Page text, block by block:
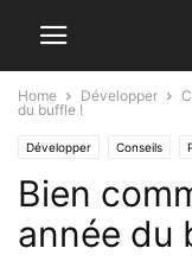
Home Développer
du buffle !
Développer Conseils
Bien
année du